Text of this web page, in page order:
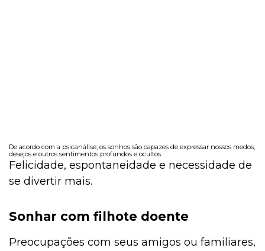
De acordo com a psicanálise, os sonhos são capazes de expressar nossos medos,
desejos e outros sentimentos profundos e ocultos.
Felicidade, espontaneidade e necessidade de
se divertir mais.
Sonhar com filhote doente
Preocupações com seus amigos ou familiares,